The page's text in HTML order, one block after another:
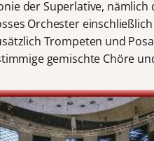
der Superlative, nämlich
Orchester
Trompeten und
gemischte Chöre